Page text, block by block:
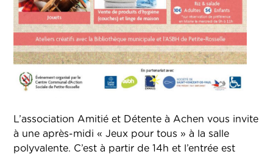
L’association Amitié et Détente à Achen vous invite
à une après-midi « Jeux pour tous » à la salle
polyvalente. C’est à partir de 14h et l’entrée est